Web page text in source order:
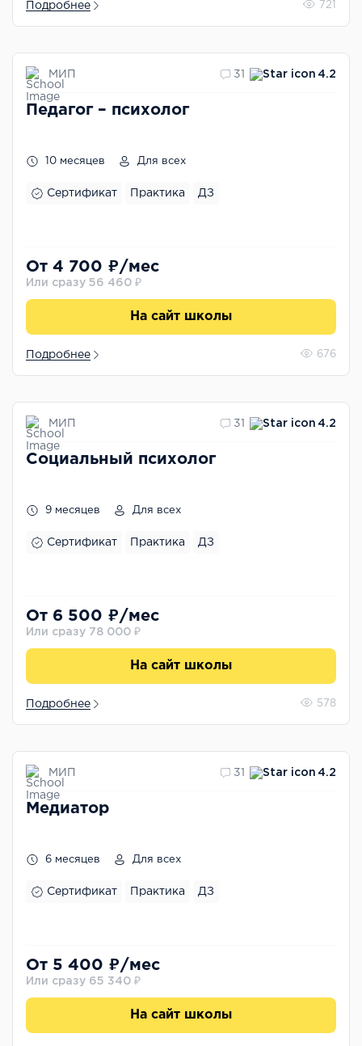
Подробнее 721
МИП 31 4.2
Педагог – психолог
10 месяцев Для всех
Сертификат Практика ДЗ
От 4 700 ₽/мес
Или сразу 56 460 ₽
На сайт школы
Подробнее 676
МИП 31 4.2
Социальный психолог
9 месяцев Для всех
Сертификат Практика ДЗ
От 6 500 ₽/мес
Или сразу 78 000 ₽
На сайт школы
Подробнее 578
МИП 31 4.2
Медиатор
6 месяцев Для всех
Сертификат Практика ДЗ
От 5 400 ₽/мес
Или сразу 65 340 ₽
На сайт школы